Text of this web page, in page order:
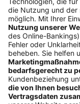
Folgen Sie uns